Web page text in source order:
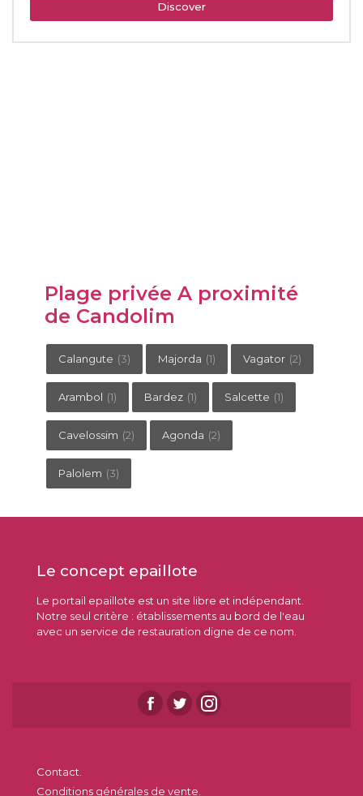
Discover
Plage privée A proximité
de Candolim
Calangute (3) Majorda (1) Vagator (2)
Arambol (1) Bardez (1) Salcette (1)
Cavelossim (2) Agonda (2)
Palolem (3)
Le concept epaillote
Le portail epaillote est un site libre et indépendant.
Notre seul critère : établissements au bord de l'eau
avec un service de restauration digne de ce nom.
Contact.
Conditions générales de vente.